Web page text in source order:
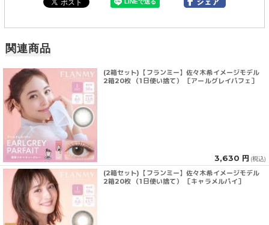
関連商品
(2箱セット)【フランミー】佐々木希イメージモデル
2箱20枚 （1日使い捨て） ［アールグレイパフェ］
3,630 円 (税込)
(2箱セット)【フランミー】佐々木希イメージモデル
2箱20枚 （1日使い捨て） ［キャラメルパイ］